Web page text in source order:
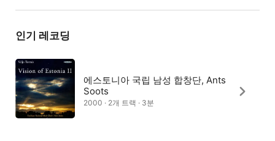
인기 레코딩
에스토니아 국립 남성 합창단, Ants
Soots
2000 · 2개 트랙 · 3분